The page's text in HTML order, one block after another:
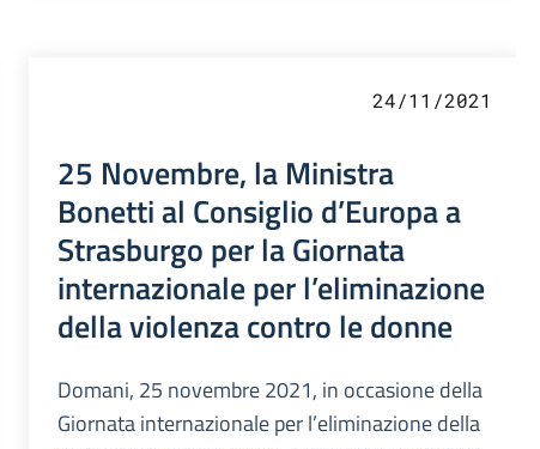
24/11/2021
25 Novembre, la Ministra
Bonetti al Consiglio d’Europa a
Strasburgo per la Giornata
internazionale per l’eliminazione
della violenza contro le donne
Domani, 25 novembre 2021, in occasione della
Giornata internazionale per l’eliminazione della